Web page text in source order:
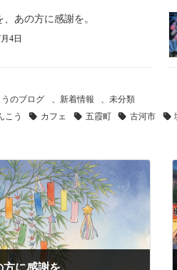
あの方に感謝を。
4日
うのブログ 、 新着情報 、未分類
こう カフェ 五霞町 古河市